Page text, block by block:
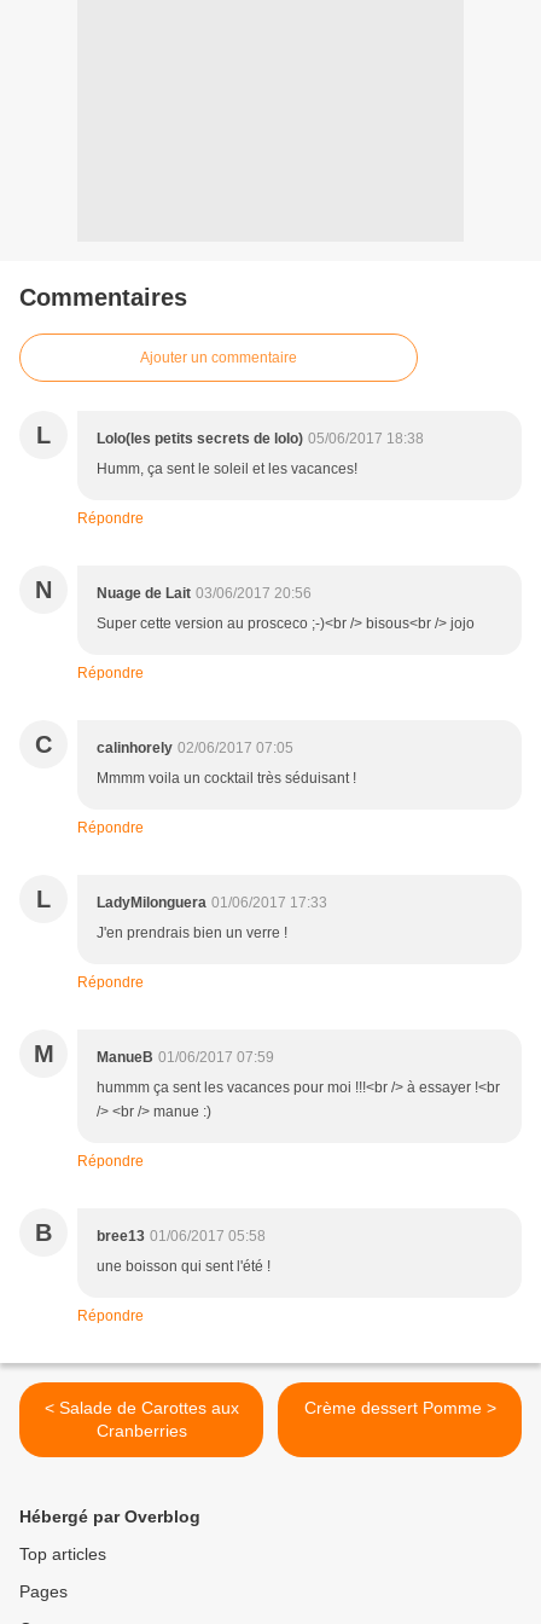
Commentaires
Ajouter un commentaire
L Lolo(les petits secrets de lolo) 05/06/2017 18:38
Humm, ça sent le soleil et les vacances!
Répondre
N Nuage de Lait 03/06/2017 20:56
Super cette version au prosceco ;-)<br /> bisous<br /> jojo
Répondre
C calinhorely 02/06/2017 07:05
Mmmm voila un cocktail très séduisant !
Répondre
L LadyMilonguera 01/06/2017 17:33
J'en prendrais bien un verre !
Répondre
M ManueB 01/06/2017 07:59
hummm ça sent les vacances pour moi !!!<br /> à essayer !<br
/> <br /> manue :)
Répondre
B bree13 01/06/2017 05:58
une boisson qui sent l'été !
Répondre
< Salade de Carottes aux
Cranberries
Crème dessert Pomme >
Hébergé par Overblog
Top articles
Pages